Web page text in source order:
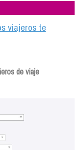
viajeros te
de viaje